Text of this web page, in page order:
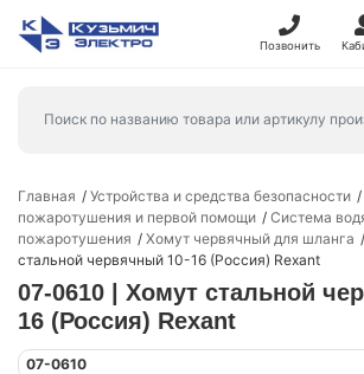
Позвонить
Главная Устройства и средства безопасности
пожаротушения и первой помощи
Система
пожаротушения
Хомут червячный для шланга
стальной червячный 10-16 (Россия) Rexant
07-0610 | Хомут стальной
16 (Россия) Rexant
07-0610